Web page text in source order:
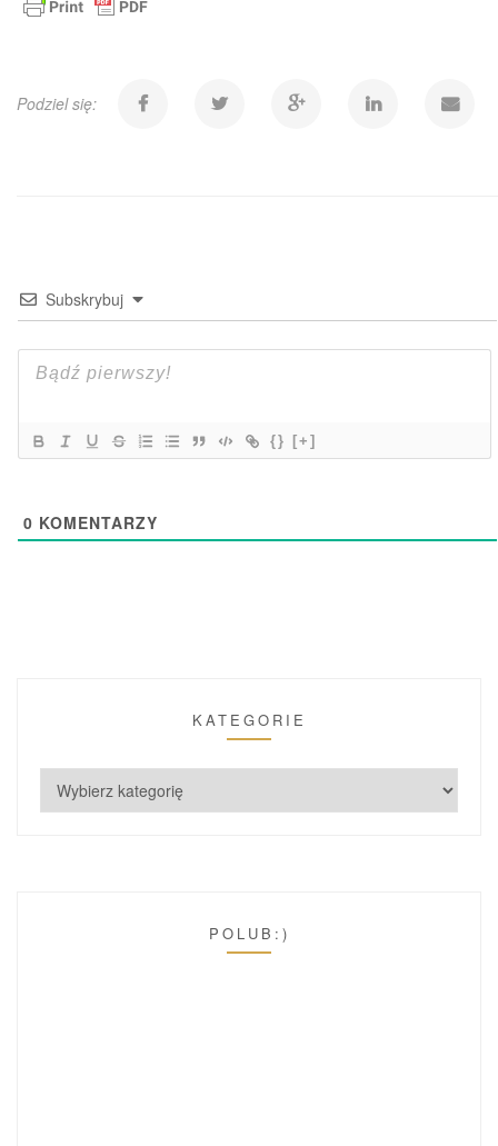
Podziel się:
Subskrybuj
{} [+]
0 KOMENTARZY
KATEGORIE
POLUB:)